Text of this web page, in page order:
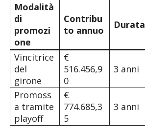
Modalità
di
promozi
one
Contribu
to annuo
Durata
Vincitrice
del
girone
€
516.456,9
0
3 anni
Promoss
a tramite
playoff
€
774.685,3
5
3 anni